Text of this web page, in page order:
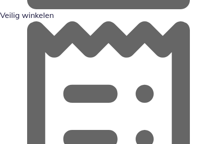
Veilig winkelen